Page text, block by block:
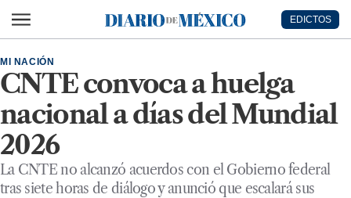
Diario de México
EDICTOS
CNTE convoca a huelga
nacional a días del Mundial
2026
MI NACIÓN
La CNTE no alcanzó acuerdos con el Gobierno federal
tras siete horas de diálogo y anunció que escalará sus